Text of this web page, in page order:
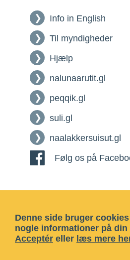
Info in English
Til myndigheder
Hjælp
nalunaarutit.gl
peqqik.gl
suli.gl
naalakkersuisut.gl
Følg os på
Denne side bruger
nogle informationer på din
Acceptér eller læs mere